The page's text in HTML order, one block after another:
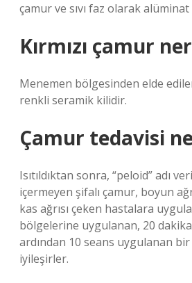
çamur ve sıvı faz olarak
Kırmızı çamur
Menemen bölgesinden elde
renkli seramik kilidir.
Çamur tedavisi
Isıtıldıktan sonra, “peloid” adı
içermeyen şifalı çamur, boyun
kas ağrısı çeken hastalara
bölgelerine uygulanan, 20
ardından 10 seans uygulanan
iyileşirler.